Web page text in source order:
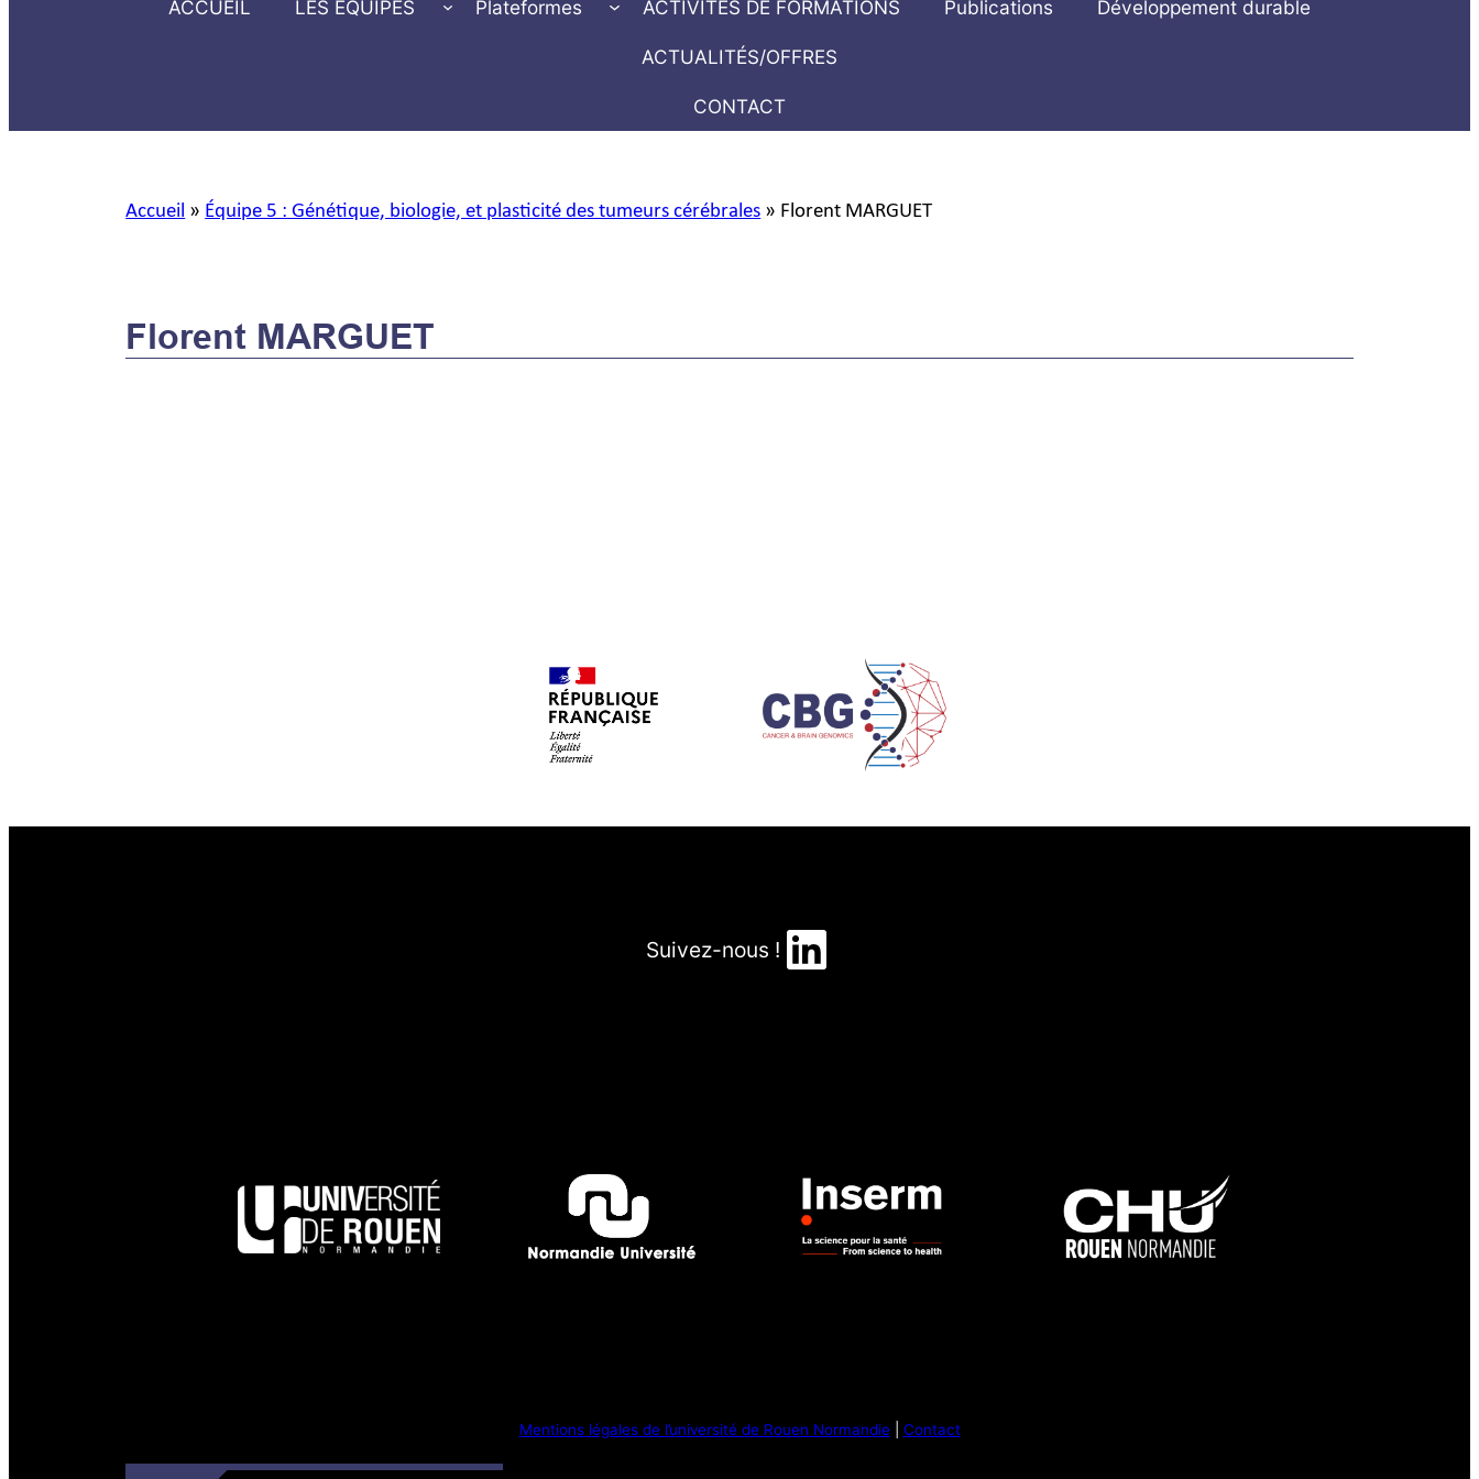
ACCUEIL LES ÉQUIPES Plateformes ACTIVITÉS DE FORMATIONS Publications Développement durable
ACTUALITÉS/OFFRES
CONTACT
Accueil » Équipe 5 : Génétique, biologie, et plasticité des tumeurs cérébrales » Florent MARGUET
Florent MARGUET
Suivez-nous ! LinkedIn
Mentions légales de l’université de Rouen Normandie Contact